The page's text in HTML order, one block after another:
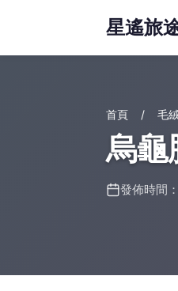
星遙旅
首頁 毛
烏龜
發佈時間